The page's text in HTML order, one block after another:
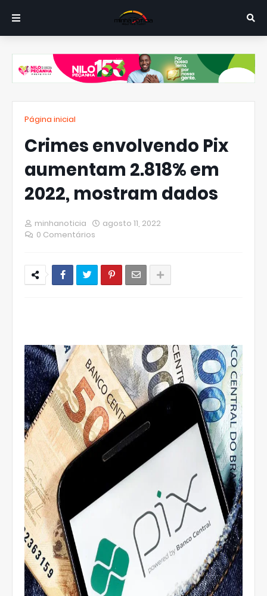
Página inicial
Crimes envolvendo Pix
aumentam 2.818% em
2022, mostram dados
minhanoticia
agosto 11, 2022
0 Comentários